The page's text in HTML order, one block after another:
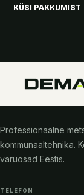
KÜSI PAKKUMIST
Professionaalne
kommunaaltehnika.
varuosad Eestis.
TELEFON